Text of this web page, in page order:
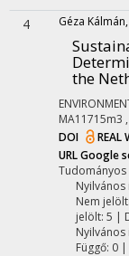
4 Géza
the
MA11715m3
DOI
REAL
URLGoogle
Tudományos
Nyilvános
Nem
jelölt: 5 |
Függő: 0